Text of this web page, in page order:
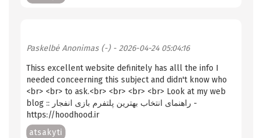
Paskelbė Anonimas (-)- 2026-04-24 05:04:16
Thiѕѕ excellent website definitely has alll the info I
needed conceerning this subject and didn't know who
<br> <br> to ask.<br> <br> <br> <br> Look at my web
blog :: راهنمای انتخاب بهترین پلتفرم بازی انفجار -
https://hoodhood.ir
atsakyti